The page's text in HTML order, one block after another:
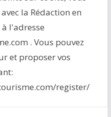
la Rédaction en
l'adresse
. Vous pouvez
et proposer vos
register/